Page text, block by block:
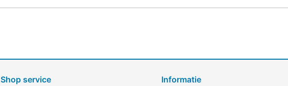
Shop service
Informatie